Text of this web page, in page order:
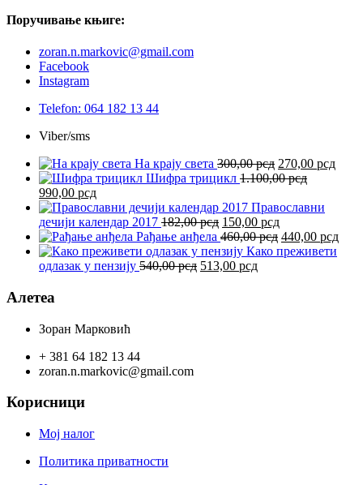
је
1.000,00 рсд.
Поручивање књиге:
zoran.n.markovic@gmail.com
Facebook
Instagram
Telefon: 064 182 13 44
Viber/sms
На крају света 300,00рсд Оригинална
цена
била:
300,00 рсд.
270,00 рсд
Шифра трицикл 1.100,00рсд
Оригинална
цена
је
била:
1.100,00 рсд.
990,00 рсдТренутна
цена
је:
990,00 рсд.
Православни
дечији календар 2017 182,00рсд Оригинална
цена
је
била:
150,00 рсдТренутна
цена
је:
Рађање анђела 460,00рсд Оригинална
цена
440,00 рсд
Како преживети
одлазак у пензију 540,00рсд Оригинална
513,00 рсдТренутна
Алетеа
Зоран Марковић
+ 381 64 182 13 44
zoran.n.markovic@gmail.com
Корисници
Мој налог
Политика приватности